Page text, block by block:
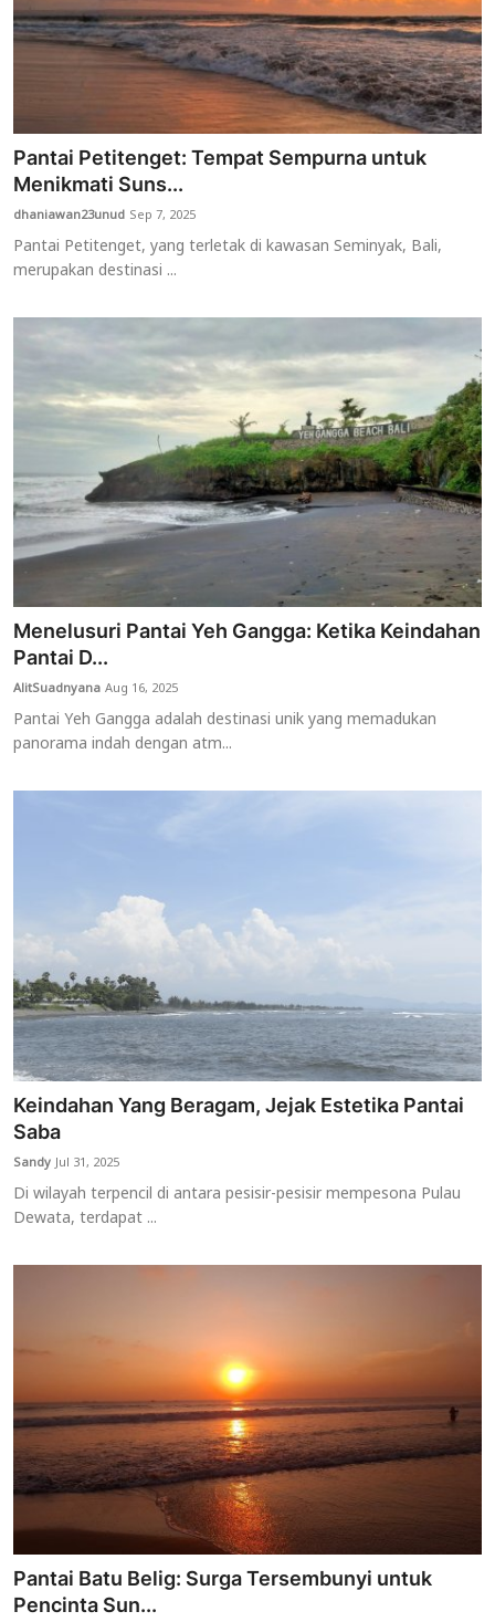
Pantai Petitenget: Tempat Sempurna untuk
Menikmati Suns...
dhaniawan23unud Sep 7, 2025
Pantai Petitenget, yang terletak di kawasan Seminyak, Bali,
merupakan destinasi ...
Menelusuri Pantai Yeh Gangga: Ketika Keindahan
Pantai D...
AlitSuadnyanaAug 16, 2025
Pantai Yeh Gangga adalah destinasi unik yang memadukan
panorama indah dengan atm...
Keindahan Yang Beragam, Jejak Estetika Pantai
Saba
SandyJul 31, 2025
Di wilayah terpencil di antara pesisir-pesisir mempesona Pulau
Dewata, terdapat ...
Pantai Batu Belig: Surga Tersembunyi untuk
Pencinta Sun...